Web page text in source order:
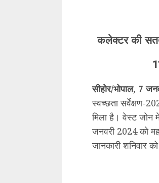
कलेक्टर की
सीहोर/भोपाल, 7
स्वच्छता सर्वेक्षण-
मिला है। वेस्ट जोन
जनवरी 2024 को
जानकारी शनिवार